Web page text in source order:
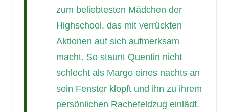
zum beliebtesten Mädchen der
Highschool, das mit verrückten
Aktionen auf sich aufmerksam
macht. So staunt Quentin nicht
schlecht als Margo eines nachts an
sein Fenster klopft und ihn zu ihrem
persönlichen Rachefeldzug einlädt.